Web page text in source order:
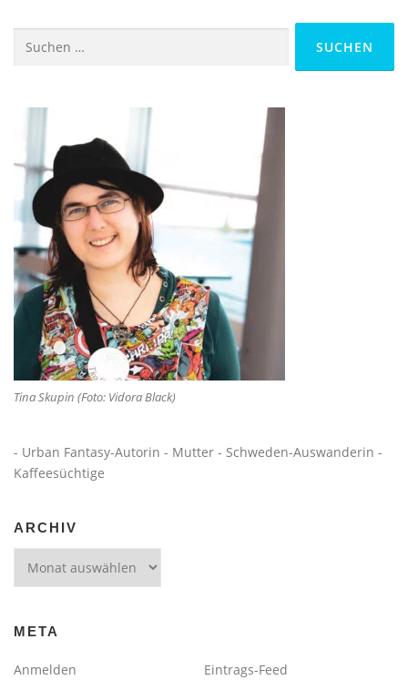
Suchen
Tina Skupin (Foto: Vidora Black)
- Urban Fantasy-Autorin - Mutter - Schweden-Auswanderin -
Kaffeesüchtige
ARCHIV
META
Anmelden
Eintrags-Feed